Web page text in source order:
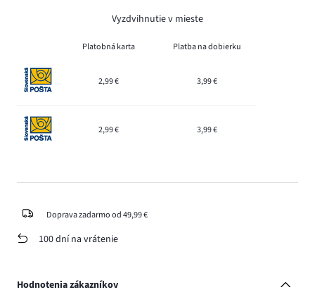
Vyzdvihnutie v mieste
Platobná karta Platba na dobierku
2,99 € 3,99 €
2,99 € 3,99 €
Doprava zadarmo od 49,99 €
100 dní na vrátenie
Hodnotenia zákazníkov